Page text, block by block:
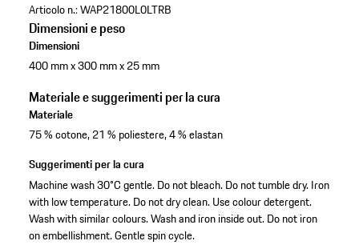
Articolo n.:WAP21800L0LTRB
Dimensioni e peso
Dimensioni
400 mm x 300 mm x 25 mm
Materiale e suggerimenti per la cura
Materiale
75 % cotone, 21 % poliestere, 4 % elastan
Suggerimenti per la cura
Machine wash 30°C gentle. Do not bleach. Do not tumble dry. Iron
with low temperature. Do not dry clean. Use colour detergent.
Wash with similar colours. Wash and iron inside out. Do not iron
on embellishment. Gentle spin cycle.